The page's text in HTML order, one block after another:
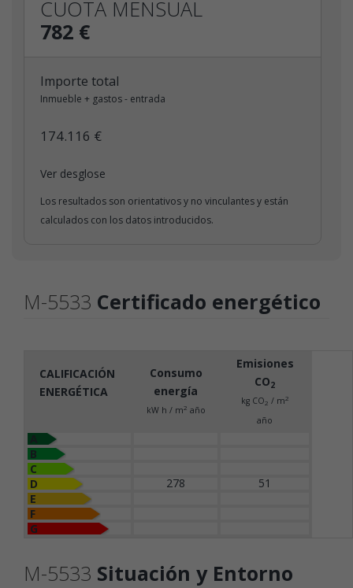
CUOTA MENSUAL
782 €
Importe total
Inmueble + gastos - entrada
174.116 €
Ver desglose
Los resultados son orientativos y no vinculantes y están
calculados con los datos introducidos.
M-5533 Certificado energético
CALIFICACIÓN
ENERGÉTICA
Consumo
energía
kW h / m2 año
Emisiones
CO2
kg CO2 / m2
año
B
C
D
278
51
E
F
G
M-5533 Situación y Entorno